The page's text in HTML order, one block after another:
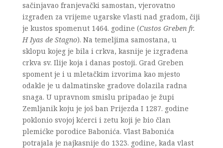
sačinjavao franjevački samostan, vjerovatno
izgrađen za vrijeme ugarske vlasti nad gradom, čiji
je kustos spomenut 1464. godine (Custos Greben fr.
H Iyas de Stagno). Na temeljima samostana, u
sklopu kojeg je bila i crkva, kasnije je izgrađena
crkva sv. Ilije koja i danas postoji. Grad Greben
spoment je i u mletačkim izvorima kao mjesto
odakle je u dalmatinske gradove dolazila radna
snaga. U upravnom smislu pripadao je župi
Zemljanik koju je još ban Prijezda I 1287. godine
poklonio svojoj kćerci i zetu koji je bio član
plemićke porodice Babonića. Vlast Babonića
potrajala je najkasnije do 1323. godine, kada vlast